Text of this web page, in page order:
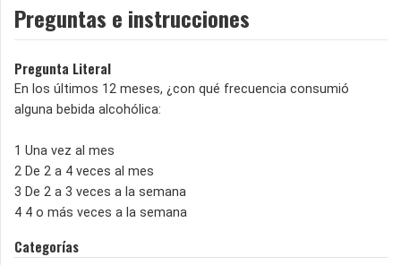
Preguntas e instrucciones
Pregunta Literal
En los últimos 12 meses, ¿con qué frecuencia consumió
alguna bebida alcohólica:
1 Una vez al mes
2 De 2 a 4 veces al mes
3 De 2 a 3 veces a la semana
4 4 o más veces a la semana
Categorías